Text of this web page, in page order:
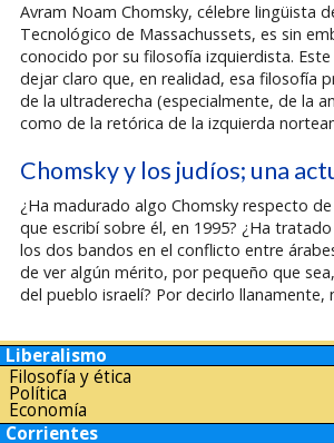
Avram Noam Chomsky, célebre lingüista
Tecnológico de Massachussets, es sin
conocido por su filosofía izquierdista.
dejar claro que, en realidad, esa filosofía
de la ultraderecha (especialmente, de la
como de la retórica de la izquierda
Chomsky y los judíos; una
¿Ha madurado algo Chomsky respecto
que escribí sobre él, en 1995? ¿Ha
los dos bandos en el conflicto entre
de ver algún mérito, por pequeño que
del pueblo israelí? Por decirlo llanamente,
Liberalismo
Filosofía y ética
Política
Economía
Corrientes